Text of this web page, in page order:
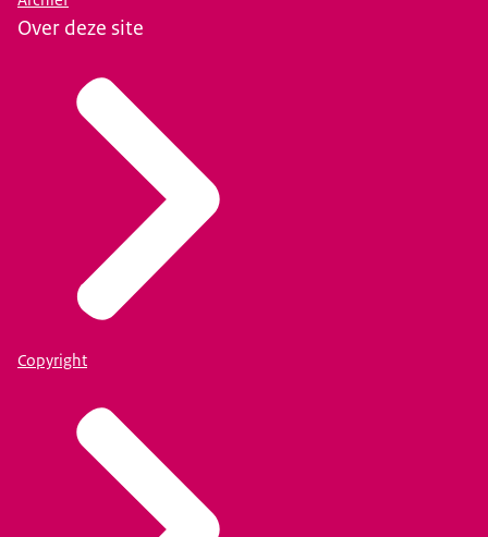
Over deze site
Copyright